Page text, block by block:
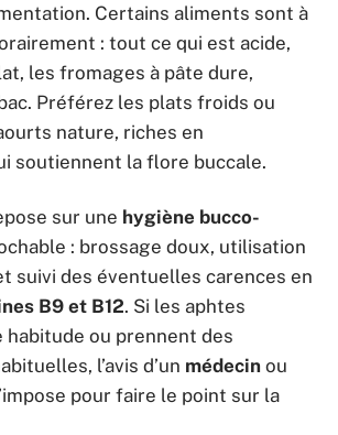
Certains aliments sont à
: tout ce qui est acide,
les fromages à pâte dure,
Préférez les plats froids ou
nature, riches en
soutiennent la flore buccale.
sur une hygiène bucco-
: brossage doux, utilisation
suivi des éventuelles carences en
B9 et B12. Si les aphtes
habitude ou prennent des
l’avis d’un médecin ou
pour faire le point sur la